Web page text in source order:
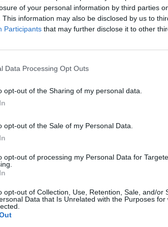
of your personal information by third parties
This information may also be disclosed by us to
Participants that may further disclose it to other
Data Processing Opt Outs
opt-out of the Sharing of my personal data.
opt-out of the Sale of my Personal Data.
opt-out of processing my Personal Data for
opt-out of Collection, Use, Retention, Sale, and/or
Data that Is Unrelated with the Purposes for
nyilvántartásba vette, így elhárult minden
Ft lett, ami alapján a
tőkét gyűjtött össze, bár utána megtört...
portfolio.hu hírarchívumához tartozik,
tartalmazza:
cikkarchívum
elmúlt 2 év napon belüli
Előfizetés